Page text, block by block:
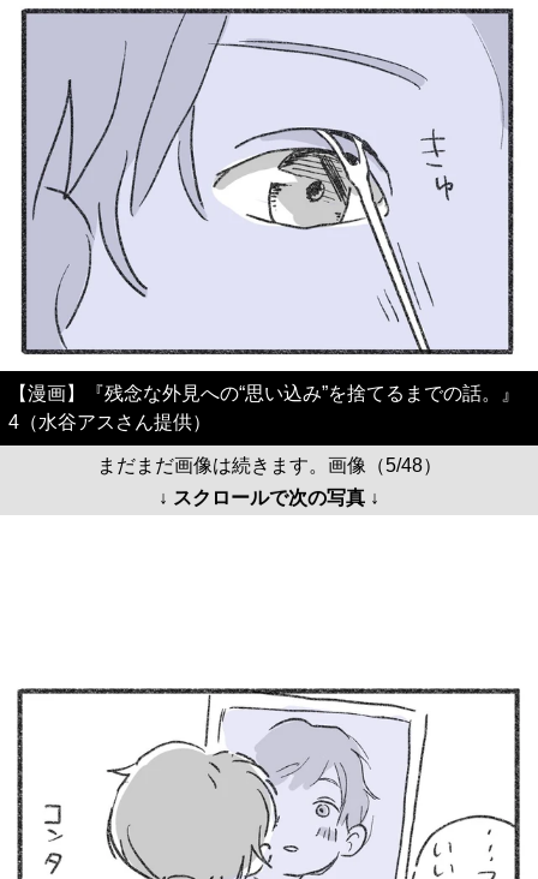
【漫画】『残念な外見への“思い込み”を捨てるまでの話。』
4（水谷アスさん提供）
まだまだ画像は続きます。画像（5/48）
↓ スクロールで次の写真 ↓